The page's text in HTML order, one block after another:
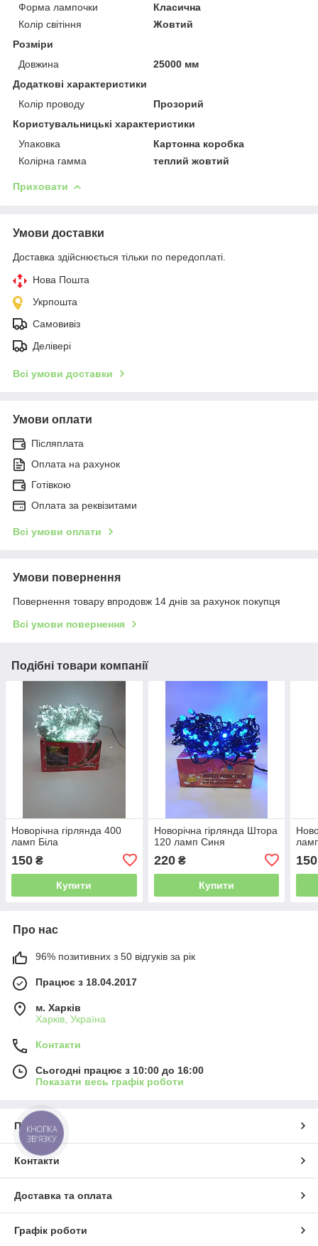
Форма лампочки
Класична
Колір світіння
Жовтий
Розміри
Довжина
25000 мм
Додаткові характеристики
Колір проводу
Прозорий
Користувальницькі характеристики
Упаковка
Картонна коробка
Колірна гамма
теплий жовтий
Приховати
Умови доставки
Доставка здійснюється тільки по передоплаті.
Нова Пошта
Укрпошта
Самовивіз
Делівері
Всі умови доставки
Умови оплати
Післяплата
Оплата на рахунок
Готівкою
Оплата за реквізитами
Всі умови оплати
Умови повернення
Повернення товару впродовж 14 днів за рахунок покупця
Всі умови повернення
Подібні товари компанії
Новорічна гірлянда 400
ламп Біла
150 ₴
Купити
Новорічна гірлянда Штора
120 ламп Синя
220₴
Купити
150
Про нас
96% позитивних з 50 відгуків за рік
Працює з 18.04.2017
м. Харків
Харків, Україна
Контакти
Сьогодні працює з 10:00 до 16:00
Показати весь графік роботи
Про нас
Контакти
Доставка та оплата
Графік роботи
КНОПКА
ЗВ'ЯЗКУ